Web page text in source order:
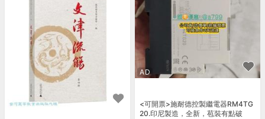
AD
<可開票>施耐德控製繼電器RM4TG
20.印尼製造，全新，苞裝有點破